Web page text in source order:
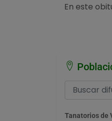
En este
Tanatorios de